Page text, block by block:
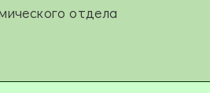
отдела